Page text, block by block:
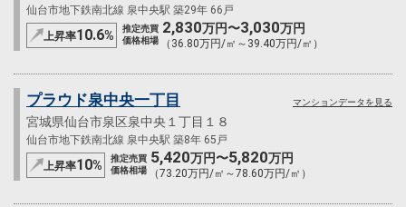
仙台市地下鉄南北線 泉中央駅 築29年 66戸
上昇率10.6%
推定売買
価格相場
2,830万円〜3,030万円
（36.80万円/㎡～39.40万円/㎡）
プラウド泉中央一丁目
宮城県仙台市泉区泉中央１丁目１８
仙台市地下鉄南北線 泉中央駅 築8年 65戸
上昇率10%
推定売買
価格相場
5,420万円〜5,820万円
（73.20万円/㎡～78.60万円/㎡）
マンションデータを見る